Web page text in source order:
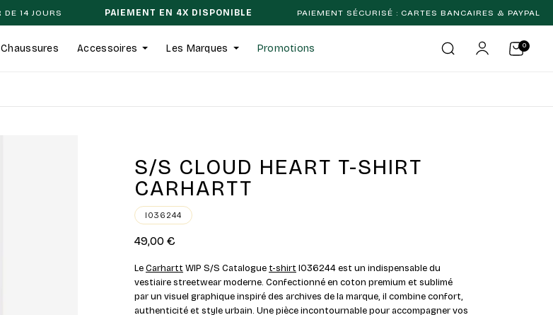
PAIEMENT EN 4X DISPONIBLE PAIEMENT SÉCURISÉ : CARTES BANCAIRES & PAYPAL
Chaussures Accessoires Les Marques Promotions
S/S CLOUD HEART T-SHIRT
CARHARTT
I036244
49,00 €
LeCarhartt WIP S/S Catalogue t-shirt I036244 est un indispensable du
vestiaire streetwear moderne. Confectionné en coton premium et sublimé
par un visuel graphique inspiré des archives de la marque, il combine confort,
authenticité et style urbain. Une pièce incontournable pour accompagner vos